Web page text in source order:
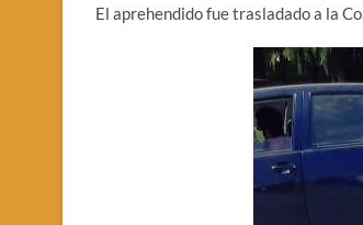
El aprehendido fue trasladado a la